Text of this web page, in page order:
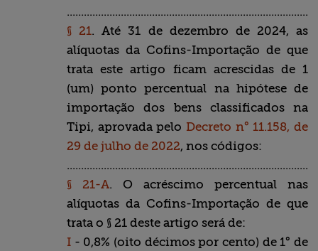
§ 21. Até 31 de dezembro de 2024, as
alíquotas da Cofins-Importação de que
trata este artigo ficam acrescidas de 1
(um) ponto percentual na hipótese de
importação dos bens classificados na
Tipi, aprovada pelo Decreto n° 11.158, de
29 de julho de 2022, nos códigos:
§ 21-A. O acréscimo percentual nas
alíquotas da Cofins-Importação de que
trata o § 21 deste artigo será de:
I - 0,8% (oito décimos por cento) de 1° de